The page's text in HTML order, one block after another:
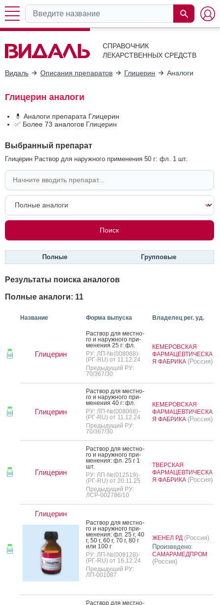
СПРАВОЧНИК
ЛЕКАРСТВЕННЫХ СРЕДСТВ
Видаль Описания препаратов Глицерин Аналоги
Глицерин аналоги
💊 Аналоги препарата Глицерин
✅ Более 73 аналогов Глицерин
Выбранный препарат
Глицерин Раствор для наружного применения 50 г: фл. 1 шт.
Полные Групповые
Результаты поиска аналогов
Полные аналоги: 11
Название Форма выпуска Владелец рег. уд.
Глицерин
Рас­твор для мес­тно­
го и на­руж­но­го при­
мене­ния 25 г: фл.
РУ: ЛП-№(008068)-
(РГ-RU) от 11.12.24
Предыдущий РУ:
70/367/30
КЕМЕРОВСКАЯ
ФАРМАЦЕВТИЧЕСКА
Я ФАБРИКА (Россия)
Глицерин
Рас­твор для мес­тно­
го и на­руж­но­го при­
мене­ния 40 г: фл.
РУ: ЛП-№(008068)-
(РГ-RU) от 11.12.24
Предыдущий РУ:
70/367/30
КЕМЕРОВСКАЯ
ФАРМАЦЕВТИЧЕСКА
Я ФАБРИКА (Россия)
Глицерин
Рас­твор для мес­тно­
го и на­руж­но­го при­
мене­ния: фл. 25 г 1
шт.
РУ: ЛП-№(012519)-
(РГ-RU) от 20.11.25
Предыдущий РУ:
ЛСР-002786/10
ТВЕРСКАЯ
ФАРМАЦЕВТИЧЕСКА
Я ФАБРИКА (Россия)
Глицерин
Рас­твор для мес­тно­
го и на­руж­но­го при­
мене­ния: фл. 25 г, 40
г, 50 г, 60 г, 70 г, 80 г
или 100 г
РУ: ЛП-№(008128)-
(РГ-RU) от 16.12.24
Предыдущий РУ:
ЛП-001087
ЖЕНЕЛ РД (Россия)
Произведено:
САМАРАМЕДПРОМ
(Россия)
Рас­твор для мес­тно­